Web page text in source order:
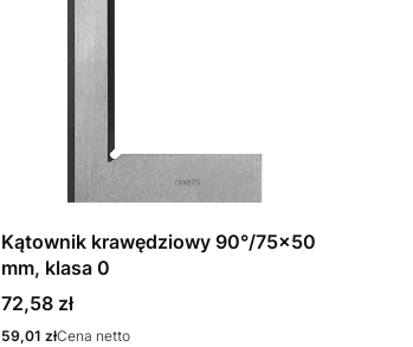
Kątownik krawędziowy 90°/75x50
mm, klasa 0
Cena
72,58 zł
Cena
59,01 złCena netto